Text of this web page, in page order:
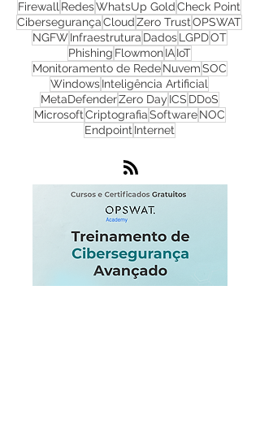
CyberSecurityTIHackersMalware
Cyber SecurityRansomwareProgress
FirewallRedesWhatsUp Gold Check Point
CibersegurançaCloudZero Trust
NGFWInfraestruturaDadosLGPDOT
PhishingFlowmonIAIoT
Monitoramento de RedeNuvemSOC
WindowsInteligência Artificial
MetaDefenderZero DayICS
EndpointInternet